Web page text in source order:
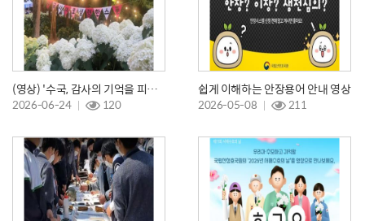
(영상) '수국, 감사의 기억을 피우다' 행사
2026-06-24 120
쉽게 이해하는 안장용어 안내 영상
2026-05-08 211